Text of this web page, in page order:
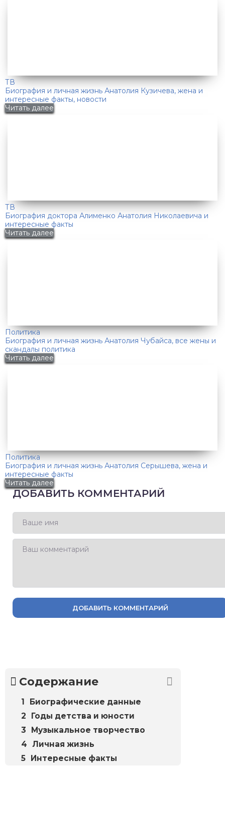
ТВ
Биография и личная жизнь Анатолия Кузичева, жена и
интересные факты, новости
Читать далее
ТВ
Биография доктора Алименко Анатолия Николаевича и
интересные факты
Читать далее
Политика
Биография и личная жизнь Анатолия Чубайса, все жены и
скандалы политика
Читать далее
Политика
Биография и личная жизнь Анатолия Серышева, жена и
интересные факты
Читать далее
ДОБАВИТЬ КОММЕНТАРИЙ
ДОБАВИТЬ КОММЕНТАРИЙ
Содержание
Биографические данные
Годы детства и юности
Музыкальное творчество
Личная жизнь
Интересные факты